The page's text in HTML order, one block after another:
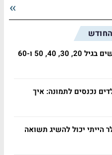
החודש
40, 50 ו-60
נכנסים לתמונה: איך
הייתי יכול להשיג תשואה